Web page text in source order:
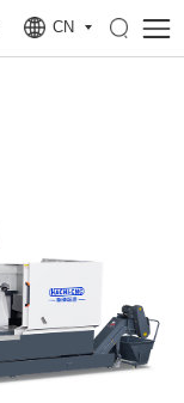
CN